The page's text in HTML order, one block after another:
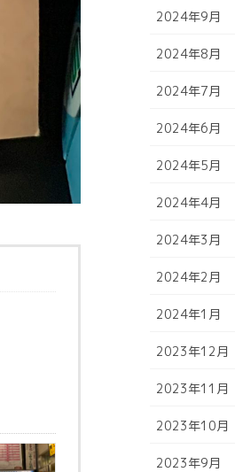
2024年9月
2024年8月
2024年7月
2024年6月
2024年5月
2024年4月
2024年3月
2024年2月
2024年1月
2023年12月
2023年11月
2023年10月
2023年9月